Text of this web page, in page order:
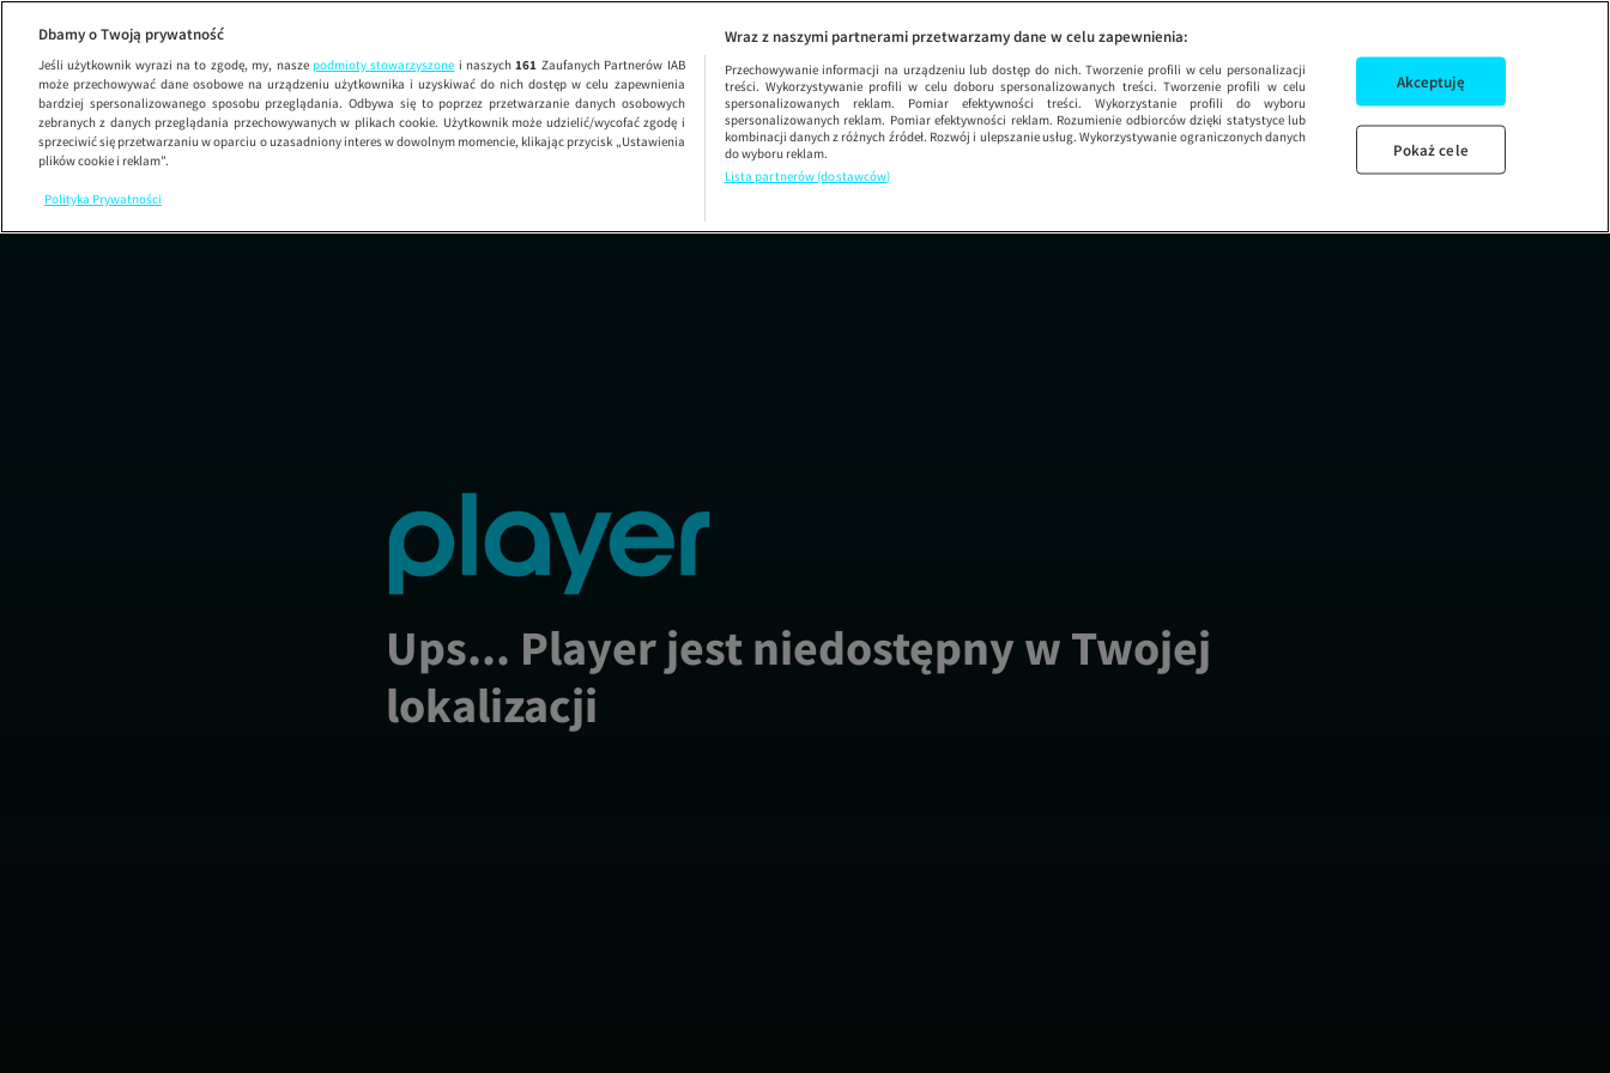
Dzień Dobry TVN
SEZON 24 DZIEŃ DOBRY TVN
Ups... Player jest niedostępny w Twojej
lokalizacji
Dbamy o Twoją prywatność
Jeśli użytkownik wyrazi na to zgodę, my, nasze podmioty stowarzyszone i naszych161 Zaufanych Partnerów IAB
może przechowywać dane osobowe na urządzeniu użytkownika i uzyskiwać do nich dostęp w celu zapewnienia
bardziej spersonalizowanego sposobu przeglądania. Odbywa się to poprzez przetwarzanie danych osobowych
zebranych z danych przeglądania przechowywanych w plikach cookie. Użytkownik może udzielić/wycofać zgodę i
sprzeciwić się przetwarzaniu w oparciu o uzasadniony interes w dowolnym momencie, klikając przycisk „Ustawienia
plików cookie i reklam”.
Polityka Prywatności
Wraz z naszymi partnerami przetwarzamy dane w celu zapewnienia:
Przechowywanie informacji na urządzeniu lub dostęp do nich. Tworzenie profili w celu personalizacji
treści. Wykorzystywanie profili w celu doboru spersonalizowanych treści. Tworzenie profili w celu
spersonalizowanych reklam. Pomiar efektywności treści. Wykorzystanie profili do wyboru
spersonalizowanych reklam. Pomiar efektywności reklam. Rozumienie odbiorców dzięki statystyce lub
kombinacji danych z różnych źródeł. Rozwój i ulepszanie usług. Wykorzystywanie ograniczonych danych
do wyboru reklam.
Lista partnerów (dostawców)
Akceptuję
Pokaż cele